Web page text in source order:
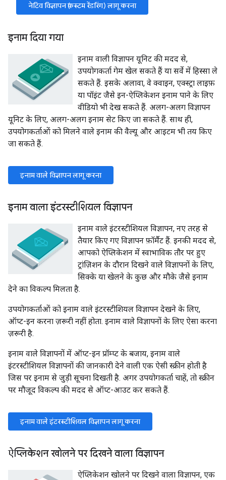
नेटिव विज्ञापन (कस्टम रेंडरिंग) लागू करना
इनाम दिया गया
इनाम वाली विज्ञापन यूनिट की मदद से,
उपयोगकर्ता गेम खेल सकते हैं या सर्वे में हिस्सा ले
सकते हैं. इसके अलावा, वे क्वाइन, एक्स्ट्रा लाइफ़
या पॉइंट जैसे इन-ऐप्लिकेशन इनाम पाने के लिए
वीडियो भी देख सकते हैं. अलग-अलग विज्ञापन
यूनिट के लिए, अलग-अलग इनाम सेट किए जा सकते हैं. साथ ही,
उपयोगकर्ताओं को मिलने वाले इनाम की वैल्यू और आइटम भी तय किए
जा सकते हैं.
इनाम वाले विज्ञापन लागू करना
इनाम वाला इंटरस्टीशियल विज्ञापन
इनाम वाले इंटरस्टीशियल विज्ञापन, नए तरह से
तैयार किए गए विज्ञापन फ़ॉर्मैट हैं. इनकी मदद से,
आपको ऐप्लिकेशन में स्वाभाविक तौर पर हुए
ट्रांज़िशन के दौरान दिखने वाले विज्ञापनों के लिए,
सिक्के या खेलने के कुछ और मौके जैसे इनाम
देने का विकल्प मिलता है.
उपयोगकर्ताओं को इनाम वाले इंटरस्टीशियल विज्ञापन देखने के लिए,
ऑप्ट-इन करना ज़रूरी नहीं होता. इनाम वाले विज्ञापनों के लिए ऐसा करना
ज़रूरी है.
इनाम वाले विज्ञापनों में ऑप्ट-इन प्रॉम्प्ट के बजाय, इनाम वाले
इंटरस्टीशियल विज्ञापनों की जानकारी देने वाली एक ऐसी स्क्रीन होती है
जिस पर इनाम से जुड़ी सूचना दिखती है. अगर उपयोगकर्ता चाहें, तो स्क्रीन
पर मौजूद विकल्प की मदद से ऑप्ट-आउट कर सकते हैं.
इनाम वाले इंटरस्टीशियल विज्ञापन लागू करना
ऐप्लिकेशन खोलने पर दिखने वाला विज्ञापन
ऐप्लिकेशन खोलने पर दिखने वाला विज्ञापन, एक